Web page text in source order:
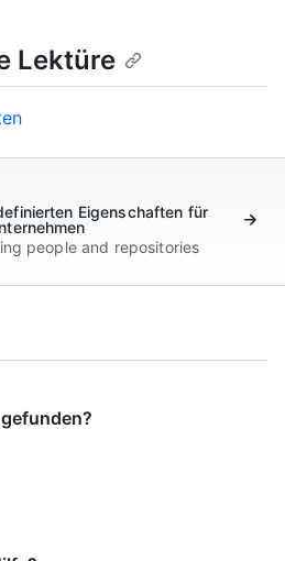
Lektüre
Eigenschaften für
people and repositories